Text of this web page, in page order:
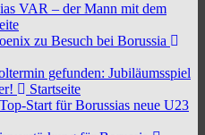
VAR – der Mann mit dem
zu Besuch bei Borussia
gefunden: Jubiläumsspiel
Startseite
Start für Borussias neue U23